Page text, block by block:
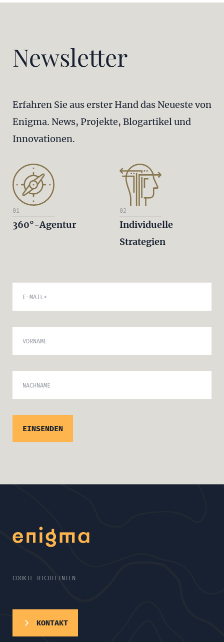
Newsletter
Erfahren Sie aus erster Hand das Neueste von
Enigma. News, Projekte, Blogartikel und
Innovationen.
01
360°-Agentur
02
Individuelle
Strategien
E-MAIL*
VORNAME
NACHNAME
COOKIE RICHTLINIEN
KONTAKT